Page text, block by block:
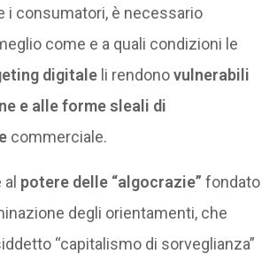
i consumatori, è necessario
come e a quali condizioni le
digitaleli rendonovulnerabili
e alle forme sleali di
commerciale.
al potere delle “algocrazie” fondato
degli orientamenti, che
“capitalismo di sorveglianza”